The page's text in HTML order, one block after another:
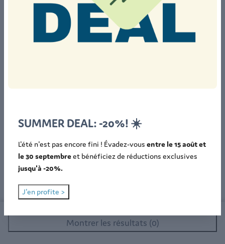
Sélection du groupe de clients
Personnes âgées 65+
Bébés
Animaux
Montrer les résultats (0)
SUMMER DEAL: -20%! ☀️
L'été n'est pas encore fini ! Évadez-vous entre le 15 août et
le 30 septembreet bénéficiez de réductions exclusives
jusqu'à -20%.
J'en profite >